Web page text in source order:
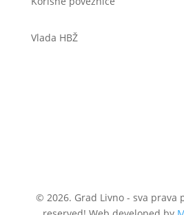
Vlada HBŽ
© 2026. Grad Livno - sva prava